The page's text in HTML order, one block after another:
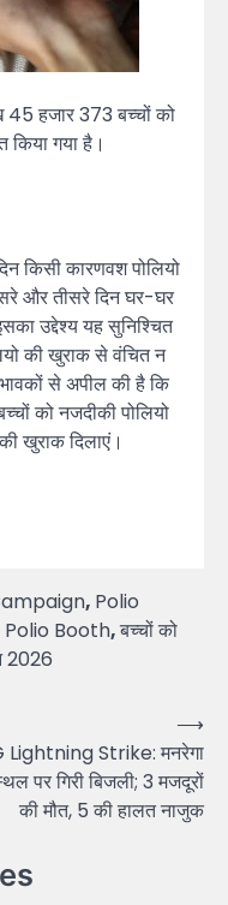
45 हजार 373 बच्चों को
किया गया है।
किसी कारणवश पोलियो
और तीसरे दिन घर-घर
उद्देश्य यह सुनिश्चित
की खुराक से वंचित न
से अपील की है कि
को नजदीकी पोलियो
खुराक दिलाएं।
, Polio
Polio Booth,बच्चों को
2026
Lightning Strike: मनरेगा
पर गिरी बिजली; 3 मजदूरों
की मौत, 5 की हालत नाजुक
⟶